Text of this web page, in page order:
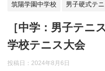
筑陽学園中学校 男子硬式テ
［中学：男子テニ
学校テニス大会
投稿日： 2024年8月6日